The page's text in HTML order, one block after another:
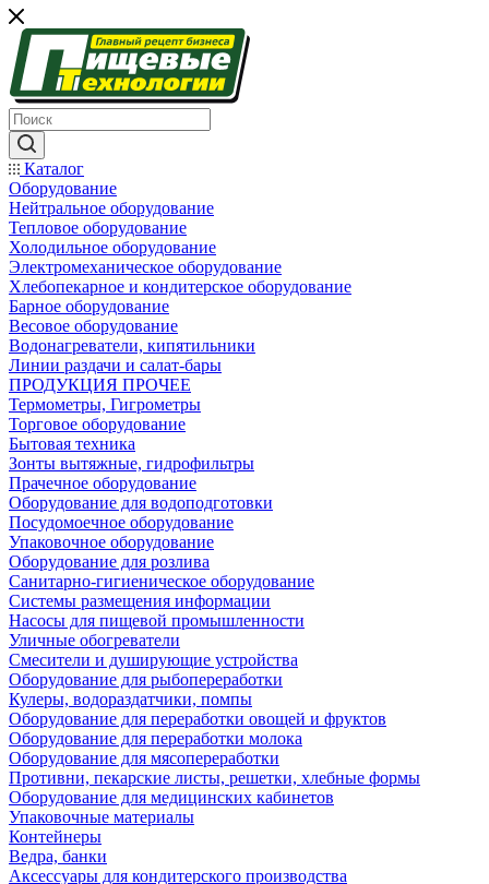
Каталог
Оборудование
Нейтральное оборудование
Тепловое оборудование
Холодильное оборудование
Электромеханическое оборудование
Хлебопекарное и кондитерское оборудование
Барное оборудование
Весовое оборудование
Водонагреватели, кипятильники
Линии раздачи и салат-бары
ПРОДУКЦИЯ ПРОЧЕЕ
Термометры, Гигрометры
Торговое оборудование
Бытовая техника
Зонты вытяжные, гидрофильтры
Прачечное оборудование
Оборудование для водоподготовки
Посудомоечное оборудование
Упаковочное оборудование
Оборудование для розлива
Санитарно-гигиеническое оборудование
Системы размещения информации
Насосы для пищевой промышленности
Уличные обогреватели
Смесители и душирующие устройства
Оборудование для рыбопереработки
Кулеры, водораздатчики, помпы
Оборудование для переработки овощей и фруктов
Оборудование для переработки молока
Оборудование для мясопереработки
Противни, пекарские листы, решетки, хлебные формы
Оборудование для медицинских кабинетов
Упаковочные материалы
Контейнеры
Ведра, банки
Аксессуары для кондитерского производства